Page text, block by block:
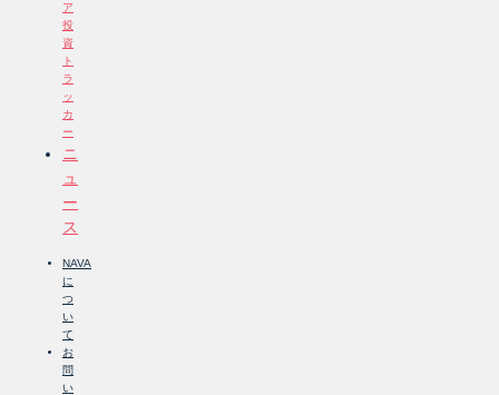
ア
投
資
ト
ラ
ッ
カ
ー
ニ
ュ
ー
ス
NAVA
に
つ
い
て
お
問
い